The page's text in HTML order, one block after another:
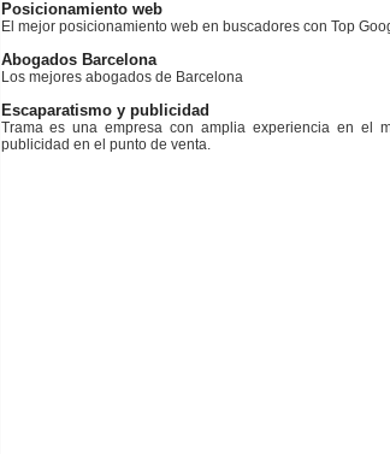
Posicionamiento web
El mejor posicionamiento web en buscadores con Top
Abogados Barcelona
Los mejores abogados de Barcelona
Escaparatismo y publicidad
Trama es una empresa con amplia experiencia en el
publicidad en el punto de venta.